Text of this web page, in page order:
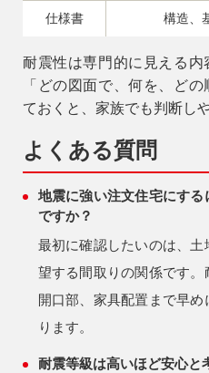
仕様書 構造、
耐震性は専門的に見える
「どの図面で、何を、ど
ておくと、家族でも判断し
よくある質問
地震に強い注文住宅にす
ですか？
最初に確認したいのは、
望する間取りの関係です
開口部、家具配置まで早
ります。
耐震等級は高いほど安心と